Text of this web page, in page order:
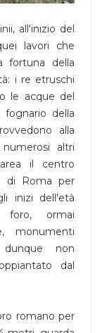
all'inizio del
lavori che
fortuna della
i re etruschi
le acque del
della
alla
altri
il centro
di Roma per
inizi dell'età
foro, ormai
monumenti
non
dal
romano per